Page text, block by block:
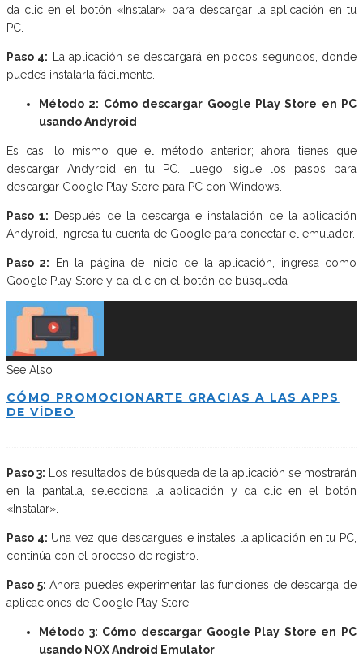
da clic en el botón «Instalar» para descargar la aplicación en tu
PC.
Paso 4: La aplicación se descargará en pocos segundos, donde
puedes instalarla fácilmente.
Método 2: Cómo descargar Google Play Store en PC
usando Andyroid
Es casi lo mismo que el método anterior; ahora tienes que
descargar Andyroid en tu PC. Luego, sigue los pasos para
descargar Google Play Store para PC con Windows.
Paso 1: Después de la descarga e instalación de la aplicación
Andyroid, ingresa tu cuenta de Google para conectar el emulador.
Paso 2: En la página de inicio de la aplicación, ingresa como
Google Play Store y da clic en el botón de búsqueda
See Also
CÓMO PROMOCIONARTE GRACIAS A LAS APPS
DE VÍDEO
Paso 3: Los resultados de búsqueda de la aplicación se mostrarán
en la pantalla, selecciona la aplicación y da clic en el botón
«Instalar».
Paso 4: Una vez que descargues e instales la aplicación en tu PC,
continúa con el proceso de registro.
Paso 5: Ahora puedes experimentar las funciones de descarga de
aplicaciones de Google Play Store.
Método 3: Cómo descargar Google Play Store en PC
usando NOX Android Emulator